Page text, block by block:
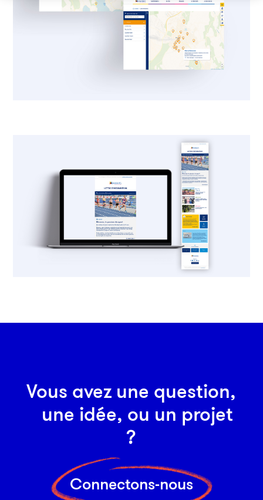
Vous avez une question,
une idée, ou un projet
?
Connectons-nous